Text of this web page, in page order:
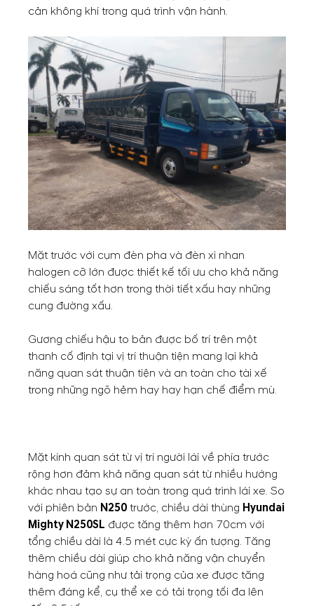
cản không khí trong quá trình vận hành.
Mặt trước với cụm đèn pha và đèn xi nhan
halogen cỡ lớn được thiết kế tối ưu cho khả năng
chiếu sáng tốt hơn trong thời tiết xấu hay những
cung đường xấu.
Gương chiếu hậu to bản được bố trí trên một
thanh cố định tại vị trí thuận tiện mang lại khả
năng quan sát thuận tiện và an toàn cho tài xế
trong những ngõ hẻm hay hay hạn chế điểm mù.
Mặt kính quan sát từ vị trí người lái về phía trước
rộng hơn đảm khả năng quan sát từ nhiều hướng
khác nhau tạo sự an toàn trong quá trình lái xe. So
với phiên bản N250 trước, chiều dài thùng Hyundai
Mighty N250SL được tăng thêm hơn 70cm với
tổng chiều dài là 4.5 mét cực kỳ ấn tượng. Tăng
thêm chiều dài giúp cho khả năng vận chuyển
hàng hoá cũng như tải trọng của xe được tăng
thêm đáng kể, cụ thể xe có tải trọng tối đa lên